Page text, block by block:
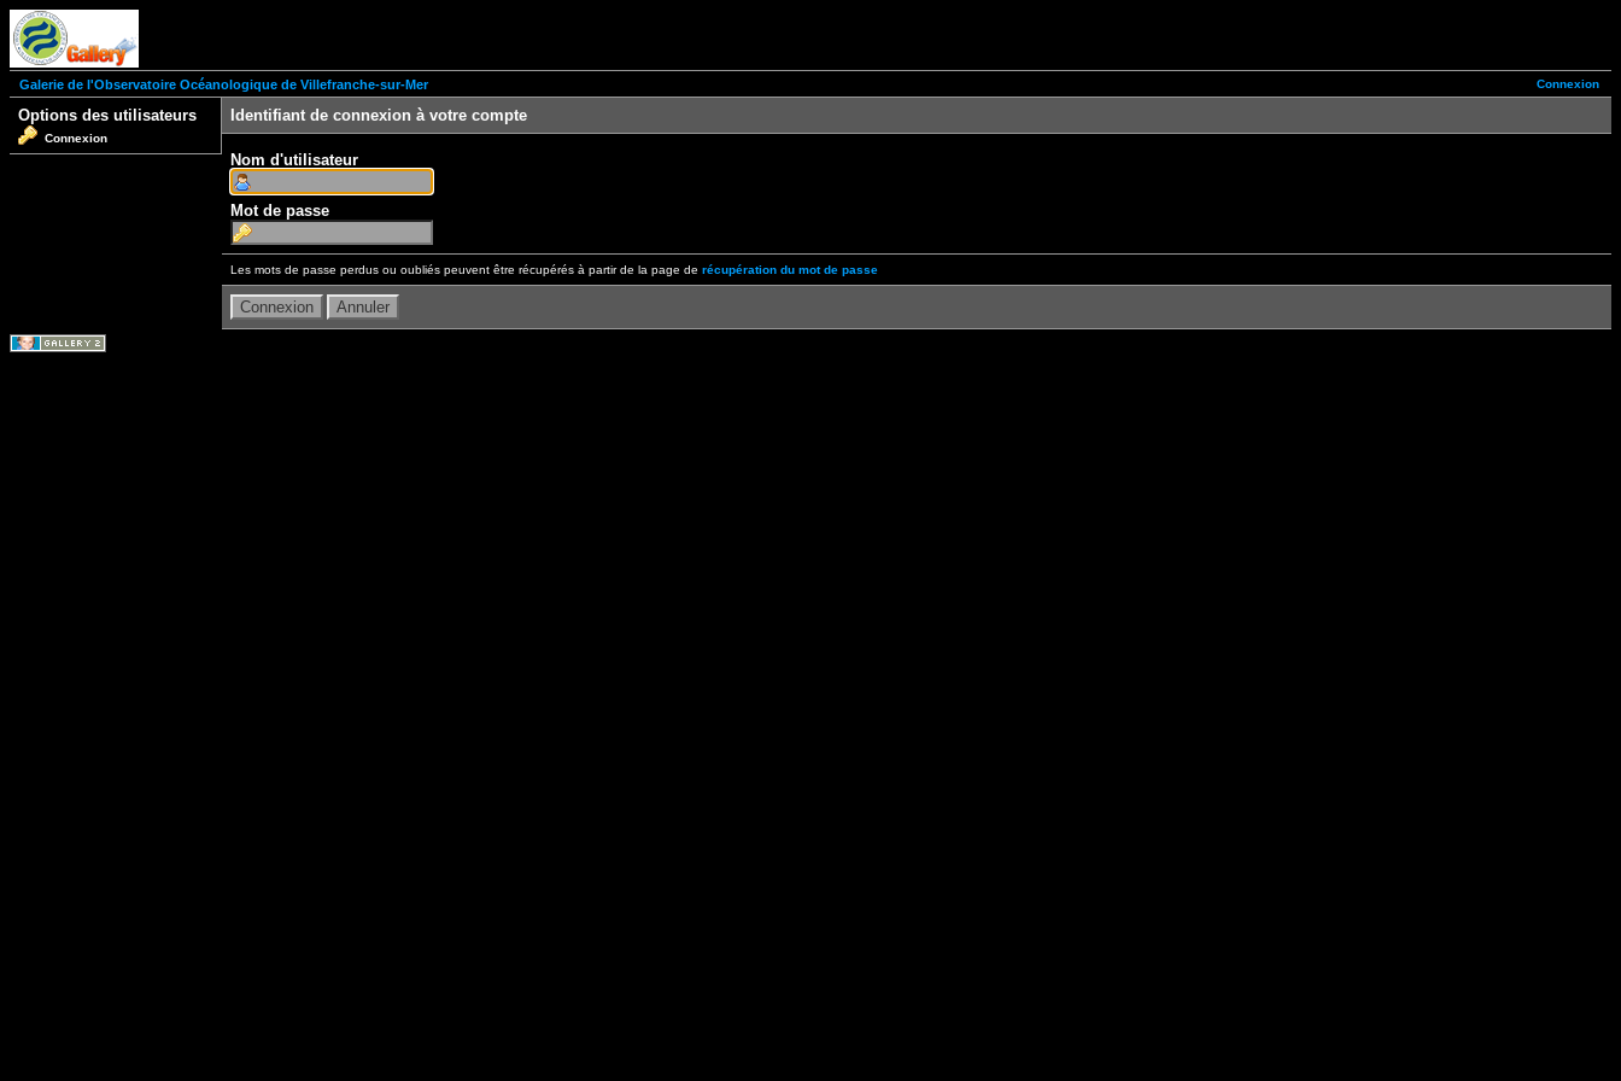
Connexion
Galerie de l'Observatoire Océanologique de Villefranche-sur-Mer
Options des utilisateurs
Connexion
Identifiant de connexion à votre compte
Nom d'utilisateur
Mot de passe
Les mots de passe perdus ou oubliés peuvent être récupérés à partir de la page de récupération du mot de passe